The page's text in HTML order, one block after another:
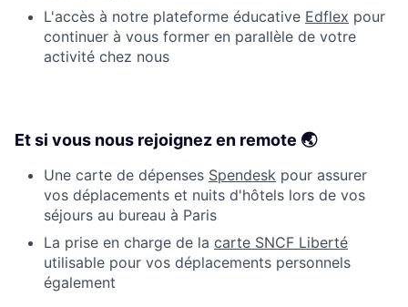
L'accès à notre plateforme éducative Edflex pour
continuer à vous former en parallèle de votre
activité chez nous
Et si vous nous rejoignez en remote 🌏
Une carte de dépenses Spendesk pour assurer
vos déplacements et nuits d'hôtels lors de vos
séjours au bureau à Paris
La prise en charge de la carte SNCF Liberté
utilisable pour vos déplacements personnels
également